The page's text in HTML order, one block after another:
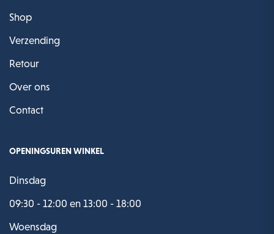
Shop
Verzending
Retour
Over ons
Contact
OPENINGSUREN WINKEL
Dinsdag
09:30 - 12:00 en 13:00 - 18:00
Woensdag